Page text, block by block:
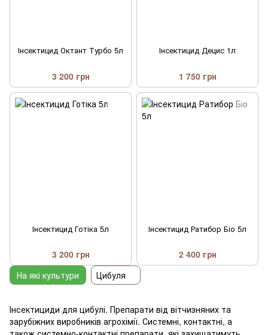
Інсектицид Октант Турбо 5л
3 200 грн
Інсектицид Децис 1л
1 750 грн
Інсектицид Готіка 5л
3 200 грн
Інсектицид Ратибор Біо 5л
2 400 грн
Інсектициди для цибулі. Препарати від вітчизняних та
зарубіжних виробників агрохімії. Системні, контактні, а
На які культури Цибуля